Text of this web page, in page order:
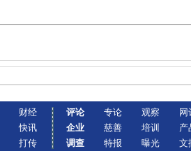
财经
快讯
打传
评论
企业
调查
专论
慈善
特报
观察
培训
曝光
网
产
文